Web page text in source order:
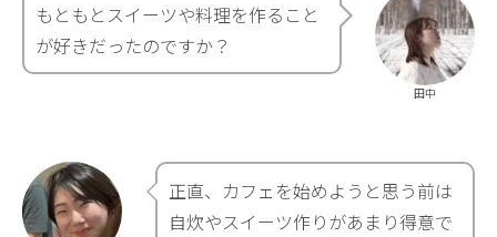
田中
もともとスイーツや料理を作ること
が好きだったのですか？
正直、カフェを始めようと思う前は
自炊やスイーツ作りがあまり得意で